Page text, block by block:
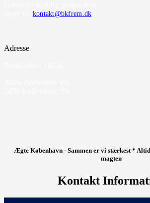
kontakt@bkfrem.dk
Adresse
Ægte København - Sammen er vi stærkest *
magten
Kontakt